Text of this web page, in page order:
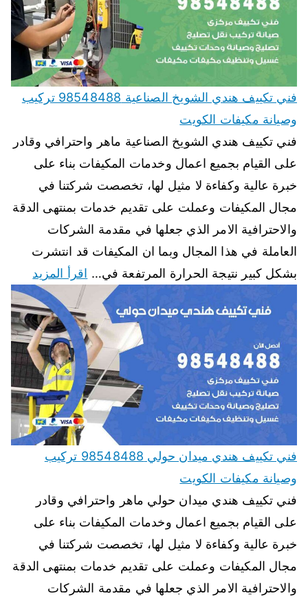
فني تكييف هندي الشويخ الصناعية 98548488 تركيب
وصيانة مكيفات الكويت
فني تكييف هندي الشويخ الصناعية ماهر واحترافي وقادر
على القيام بجميع اعمال وخدمات المكيفات بناء على
خبرة عالية وكفاءة لا مثيل لها، تخصصت شركتنا في
مجال المكيفات وعملت على تقديم خدمات بمنتهى الدقة
والاحترافية الامر الذي جعلها في مقدمة الشركات
العاملة في هذا المجال وبما ان المكيفات قد انتشرت
بشكل كبير نتيجة الحرارة المرتفعة في… اقرأ المزيد
فني تكييف هندي ميدان حولي 98548488 تركيب
وصيانة مكيفات الكويت
فني تكييف هندي ميدان حولي ماهر واحترافي وقادر
على القيام بجميع اعمال وخدمات المكيفات بناء على
خبرة عالية وكفاءة لا مثيل لها، تخصصت شركتنا في
مجال المكيفات وعملت على تقديم خدمات بمنتهى الدقة
والاحترافية الامر الذي جعلها في مقدمة الشركات